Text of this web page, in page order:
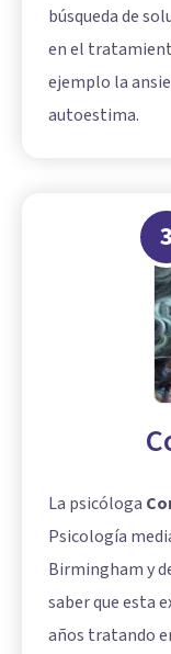
búsqueda de
en el
ejemplo la
autoestima.
3
La psicóloga
Psicología
Birmingham y
saber que esta
años tratando